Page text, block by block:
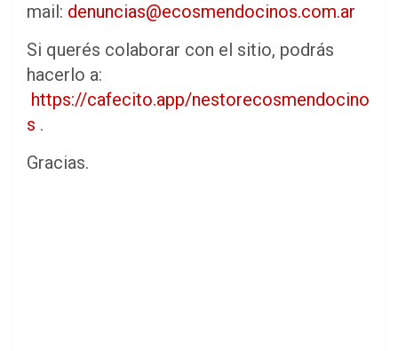
mail: denuncias@ecosmendocinos.com.ar
Si querés colaborar con el sitio, podrás
hacerlo a:
https://cafecito.app/nestorecosmendocino
s .
Gracias.